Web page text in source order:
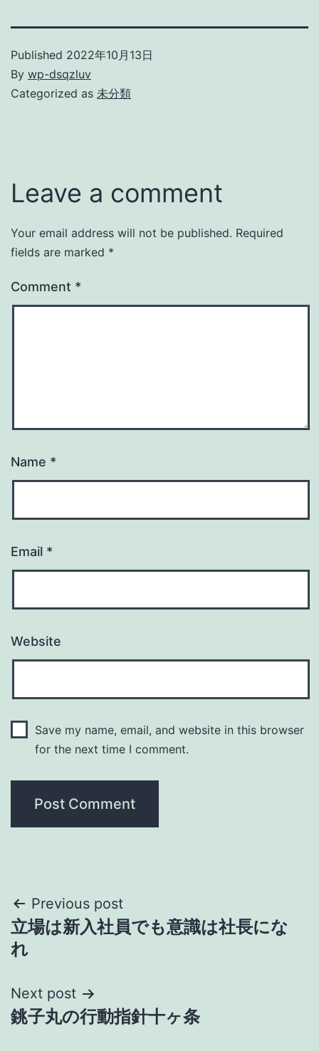
Published 2022年10月13日
By wp-dsqzluv
Categorized as 未分類
Leave a comment
Your email address will not be published. Required
fields are marked *
Comment *
Name *
Email *
Website
Save my name, email, and website in this browser
for the next time I comment.
Post
navigation
Previous post
立場は新入社員でも意識は社長にな
れ
Next post
銚子丸の行動指針十ヶ条